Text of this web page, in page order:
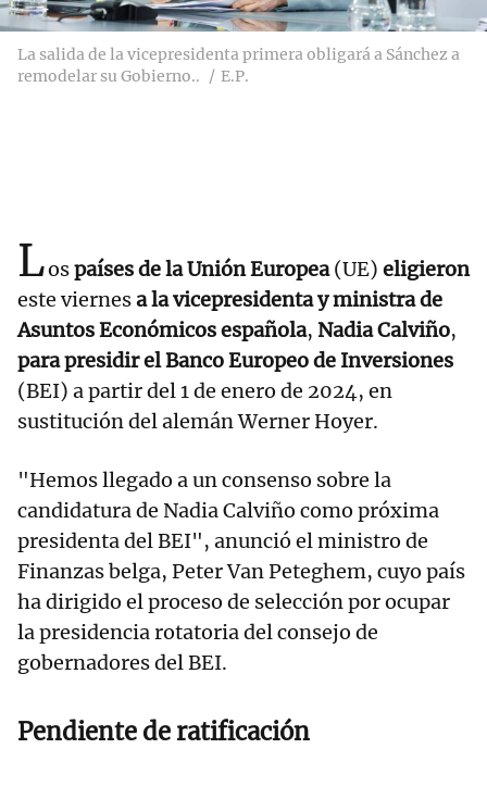
La salida de la vicepresidenta primera obligará a Sánchez a
remodelar su Gobierno..
E.P.
Lospaíses de la Unión Europea(UE) eligieron
este viernesa la vicepresidenta y ministra de
Asuntos Económicos española, Nadia Calviño,
para presidir el Banco Europeo de Inversiones
(BEI) a partir del 1 de enero de 2024, en
sustitución del alemán Werner Hoyer.
"Hemos llegado a un consenso sobre la
candidatura de Nadia Calviño como próxima
presidenta del BEI", anunció el ministro de
Finanzas belga, Peter Van Peteghem, cuyo país
ha dirigido el proceso de selección por ocupar
la presidencia rotatoria del consejo de
gobernadores del BEI.
Pendiente de ratificación